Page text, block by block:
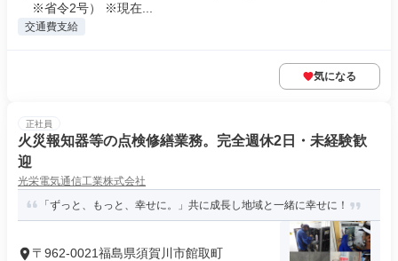
※省令2号） ※現在...
交通費支給
気になる
正社員
火災報知器等の点検修繕業務。完全週休2日・未経験歓
迎
光栄電気通信工業株式会社
「ずっと、もっと、幸せに。」共に成長し地域と一緒に幸せに！
〒962-0021福島県須賀川市館取町